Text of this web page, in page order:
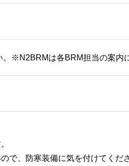
※N2BRMは各BRM担当の案内
で、防寒装備に気を付けてくだ